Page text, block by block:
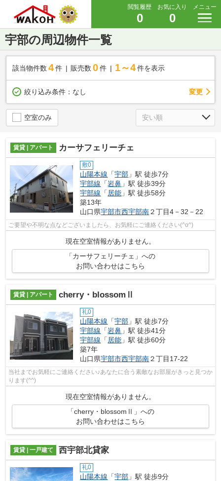
閲覧履歴
0
お気に入り
0
メニュー
宇部の周辺物件一覧
該当物件数 4件 販売数 0 件 1～4 件を表示
絞り込み条件： なし 変更
空室のみ
賃貸 | アパート カーサフェリーチェ
敷0
山陽本線 「宇部 」駅 徒歩7分
宇部線 「岩鼻 」駅 徒歩39分
宇部線 「居能 」駅 徒歩58分
築13年
山口県宇部市西宇部南２丁目4－32－22
ご要望や不明な点などございましたら、お気軽にご連絡ください(^o^)
現在空室情報がありません。
「カーサフェリーチェ」への
お問い合わせはこちら
賃貸 | アパート cherry・blossomⅡ
礼0
山陽本線 「宇部 」駅 徒歩7分
宇部線 「岩鼻 」駅 徒歩41分
宇部線 「 居能 」駅 徒歩60分
築7年
山口県宇部市西宇部南２丁目17-22
当社までお気軽にご連絡ください♪あなたに合う素敵なお部屋がきっと見つか
ります(^^)
現在空室情報がありません。
「cherry・blossomⅡ」への
お問い合わせはこちら
賃貸 | 一戸建て 西宇部北貸家
礼0
山陽本線 「宇部 」駅 徒歩9分